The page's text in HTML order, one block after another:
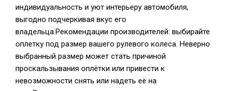
индивидуальность и уют интерьеру автомобиля,
выгодно подчеркивая вкус его
владельца.Рекомендации производителей: выбирайте
оплетку под размер вашего рулевого колеса. Неверно
выбранный размер может стать причиной
проскальзывания оплётки или привести к
невозможности снять или надеть её на